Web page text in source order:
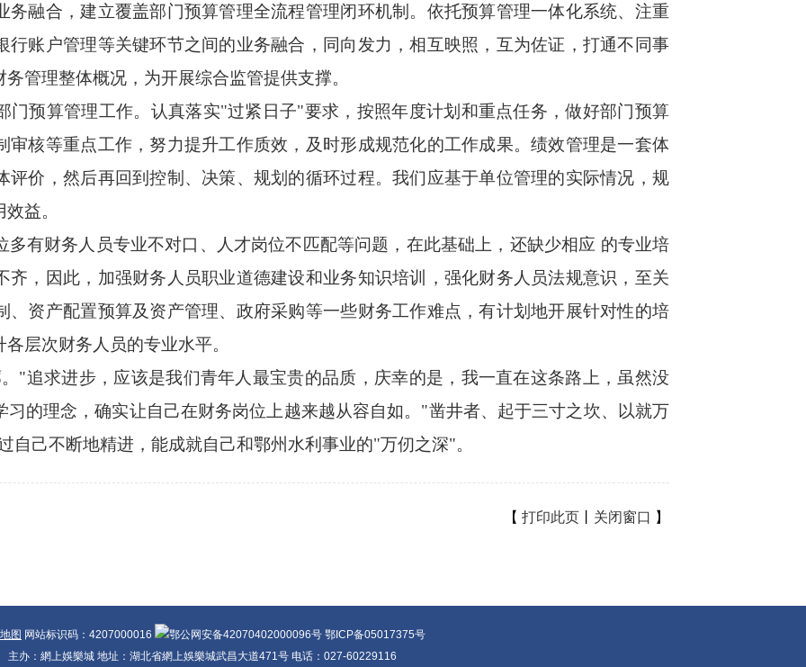
务融合，建立覆盖部门预算管理全流程管理闭环机制。依托预算管理一体化系统、注重
行账户管理等关键环节之间的业务融合，同向发力，相互映照，互为佐证，打通不同事
管理整体概况，为开展综合监管提供支撑。
门预算管理工作。认真落实"过紧日子"要求，按照年度计划和重点任务，做好部门预算
审核等重点工作，努力提升工作质效，及时形成规范化的工作成果。绩效管理是一套体
评价，然后再回到控制、决策、规划的循环过程。我们应基于单位管理的实际情况，规
益。
多有财务人员专业不对口、人才岗位不匹配等问题，在此基础上，还缺少相应 的专业培
齐，因此，加强财务人员职业道德建设和业务知识培训，强化财务人员法规意识，至关
、资产配置预算及资产管理、政府采购等一些财务工作难点，有计划地开展针对性的培
层次财务人员的专业水平。
"追求进步，应该是我们青年人最宝贵的品质，庆幸的是，我一直在这条路上，虽然没
的理念，确实让自己在财务岗位上越来越从容自如。"凿井者、起于三寸之坎、以就万
自己不断地精进，能成就自己和鄂州水利事业的"万仞之深"。
【 打印此页 关闭窗口 】
图 网站标识码：4207000016
鄂公网安备42070402000096号 鄂ICP备05017375号
主办：網上娛樂城 地址：湖北省網上娛樂城武昌大道471号 电话：027-60229116